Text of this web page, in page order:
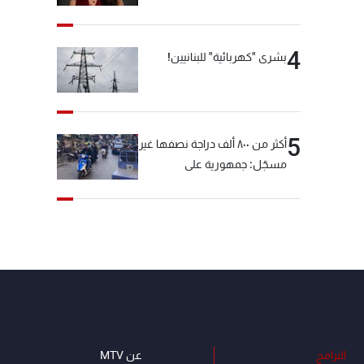
4بشرى "كهربائية" للبنانيين!
5
أكثر من ٨٠٠ ألف دراجة نصفها غير
مسجّل: جمهورية على
البرامج عن MTV